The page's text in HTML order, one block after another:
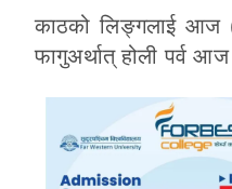
काठको लिङ्गलाई आज
फागुअर्थात् होली पर्व